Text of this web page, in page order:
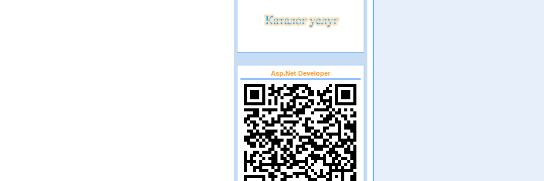
Asp.net Developer